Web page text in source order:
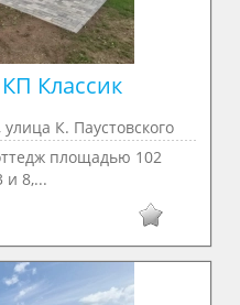
Классик
К. Паустовского
площадью 102
и 8,...